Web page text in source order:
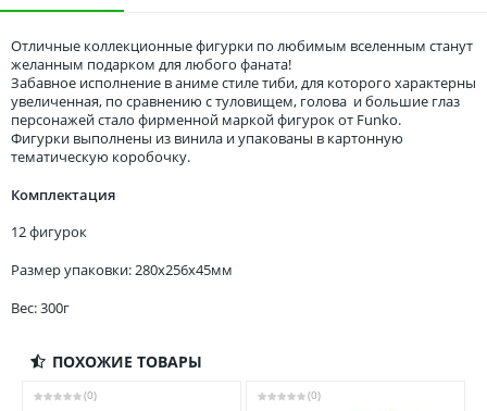
Отличные коллекционные фигурки по любимым вселенным станут
желанным подарком для любого фаната!
Забавное исполнение в аниме стиле тиби, для которого характерны
увеличенная, по сравнению с туловищем, голова и большие глаз
персонажей стало фирменной маркой фигурок от Funko.
Фигурки выполнены из винила и упакованы в картонную
тематическую коробочку.
Комплектация
12 фигурок
Размер упаковки: 280x256x45мм
Вес: 300г
ПОХОЖИЕ ТОВАРЫ
(0) (0)